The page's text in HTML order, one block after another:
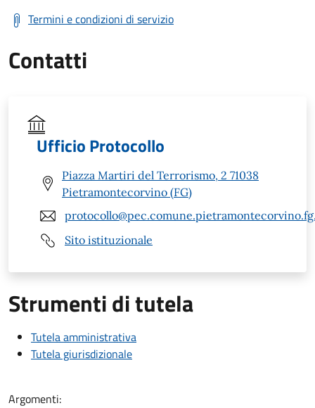
Termini e condizioni di servizio
Contatti
Ufficio Protocollo
Piazza Martiri del Terrorismo, 2 71038
Pietramontecorvino (FG)
Sito istituzionale
Strumenti di tutela
Tutela amministrativa
Tutela giurisdizionale
Argomenti: